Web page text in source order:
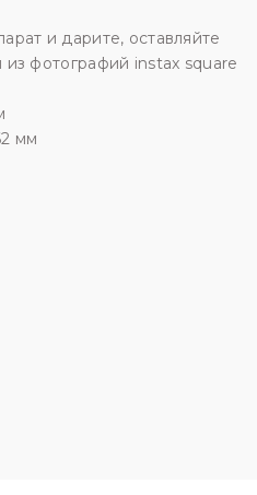
и дарите, оставляйте
фотографий instax square
мм